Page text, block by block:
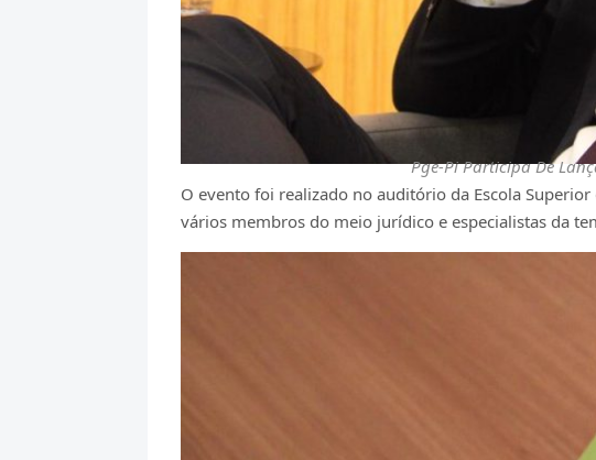
Pge-Pi Participa De
O evento foi realizado no auditório da Escola
vários membros do meio jurídico e especialistas da